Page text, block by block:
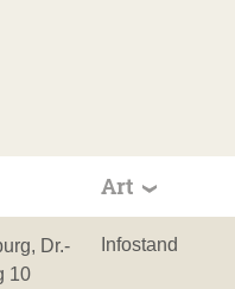
Art
Dr.-
10
Infostand